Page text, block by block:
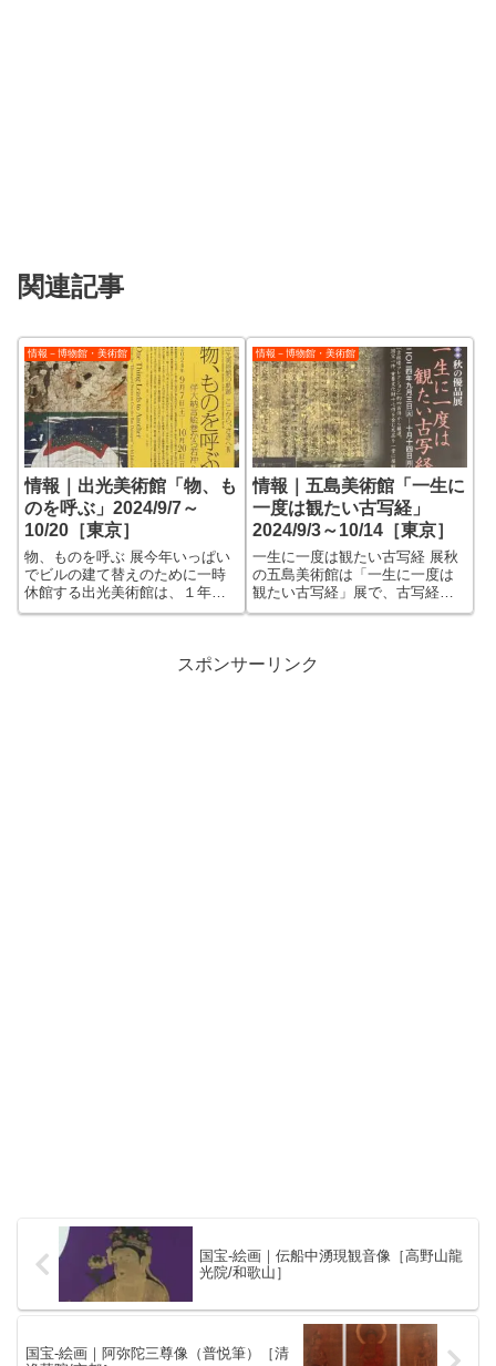
関連記事
情報－博物館・美術館
情報｜出光美術館「物、も
のを呼ぶ」2024/9/7～
10/20［東京］
物、ものを呼ぶ 展今年いっぱい
でビルの建て替えのために一時
休館する出光美術館は、１年に
わたって自館の作品を紹介する
か前に出光のコレクションに加
情報－博物館・美術館
情報｜五島美術館「一生に
一度は観たい古写経」
2024/9/3～10/14［東京］
一生に一度は観たい古写経 展秋
の五島美術館は「一生に一度は
観たい古写経」展で、古写経と
聞くと地味で渋そうなイメージ
ようにキラキラだったり、絵本
スポンサーリンク
国宝-絵画｜伝船中湧現観音像［高野山龍
光院/和歌山］
国宝-絵画｜阿弥陀三尊像（普悦筆）［清